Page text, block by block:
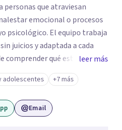
personas que atraviesan
emocional o procesos
El equipo trabaja
juicios y adaptada a cada
qué está
para avanzar con
La intervención se realiza en
cuidando el ritmo y
En Centro
leer más
adolescentes +7 más
Email